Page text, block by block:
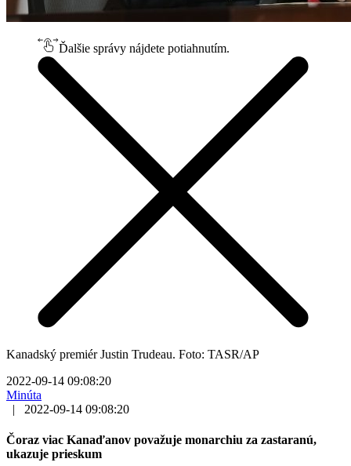
Ďalšie správy nájdete potiahnutím.
Kanadský premiér Justin Trudeau. Foto: TASR/AP
2022-09-14 09:08:20
Minúta
|
2022-09-14 09:08:20
Čoraz viac Kanaďanov považuje monarchiu za zastaranú,
ukazuje prieskum